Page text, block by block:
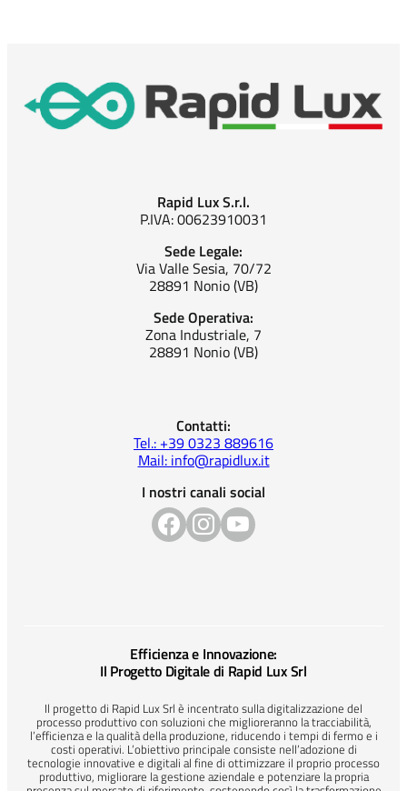
Rapid Lux S.r.l.
P.IVA: 00623910031
Sede Legale:
Via Valle Sesia, 70/72
28891 Nonio (VB)
Sede Operativa:
Zona Industriale, 7
28891 Nonio (VB)
Contatti:
Tel.: +39 0323 889616
Mail: info@rapidlux.it
I nostri canali social
Efficienza e Innovazione:
Il Progetto Digitale di Rapid Lux Srl
Il progetto di Rapid Lux Srl è incentrato sulla digitalizzazione del
processo produttivo con soluzioni che miglioreranno la tracciabilità,
l’efficienza e la qualità della produzione, riducendo i tempi di fermo e i
costi operativi. L’obiettivo principale consiste nell’adozione di
tecnologie innovative e digitali al fine di ottimizzare il proprio processo
produttivo, migliorare la gestione aziendale e potenziare la propria